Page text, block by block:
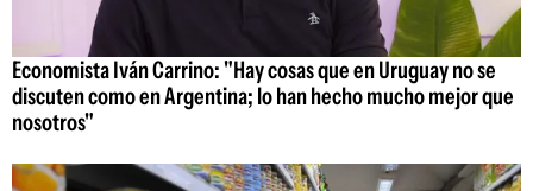
Economista Iván Carrino: "Hay cosas que en Uruguay no se
discuten como en Argentina; lo han hecho mucho mejor que
nosotros"